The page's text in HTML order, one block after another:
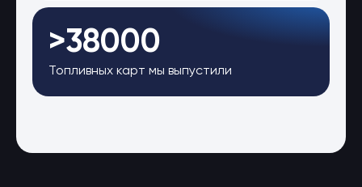
>38000
Топливных карт мы выпустили